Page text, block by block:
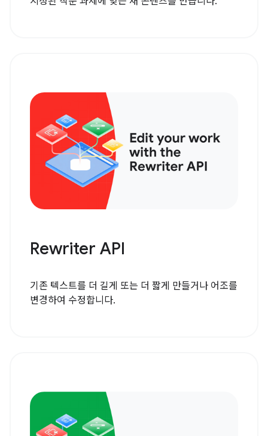
Rewriter API
기존 텍스트를 더 길게 또는 더 짧게 만들거나 어조를
변경하여 수정합니다.